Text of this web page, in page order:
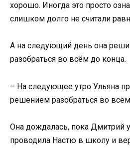
хорошо. Иногда это просто
слишком долго не считали
А на следующий день она
разобраться во всём до конца.
– На следующее утро Ульяна
решением разобраться во
Она дождалась, пока Дмитрий
проводила Настю в школу и